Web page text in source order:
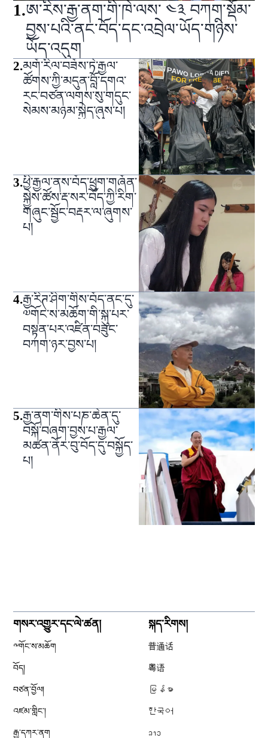
1.ཨ་རིས་རྒྱ་ནག་གི་ཁེ་ལས་ ༤༣ བཀག་སྡོམ་
བྱས་པའི་ནང་བོད་དང་འབྲེལ་ཡོད་གཉིས་
ཡོད་འདུག
2.མགོ་རིལ་བཟོས་ཏེ་རྒྱལ་
ཚོགས་ཀྱི་མདུན་བློ་དགའ་
རང་བཙན་ལགས་སུ་གདུང་
སེམས་མཉམ་སྐྱེད་ཞུས་པ།
3.ཕྱི་རྒྱལ་ནས་བོད་ཕྲུག་གཞོན་
སྐྱེས་ཚོས་རྡ་སར་བོད་ཀྱི་རིག་
གཞུང་སྦྱོང་བརྡར་ལ་ཞུགས་
པ།
4.རྒྱ་རིཊ་ཤིག་གིས་བོད་ནང་དུ་
༧གོང་ས་མཆོག་གི་སྐུ་པར་
བསྟན་པར་འཛིན་བཟུང་
བཀག་ཉར་བྱས་པ།
5.རྒྱ་ནག་གིས་པཎ་ཆེན་དུ་
བསྐོ་བཞག་བྱས་པ་རྒྱལ་
མཚན་ནོར་བུ་བོད་དུ་བསྐྱོད་
པ།
གསར་འགྱུར་དང་ལེ་ཚན།
༸གོང་ས་མཆོག
བོད།
བཙན་བྱོལ།
འཛམ་གླིང༌།
རྒྱ་དཀར་ནག
སྐད་རིགས།
普通话
粤语
မြန်မာ
한국어
ລາວ